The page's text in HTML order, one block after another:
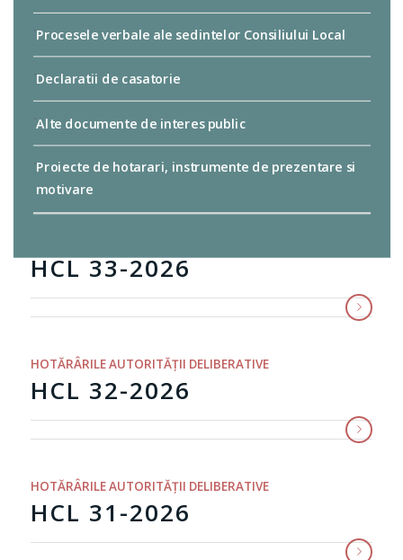
Procesele verbale ale sedintelor Consiliului Local
Declaratii de casatorie
Alte documente de interes public
Proiecte de hotarari, instrumente de prezentare si
motivare
HCL 33-2026
HOTĂRÂRILE AUTORITĂȚII DELIBERATIVE
HCL 32-2026
HOTĂRÂRILE AUTORITĂȚII DELIBERATIVE
HCL 31-2026